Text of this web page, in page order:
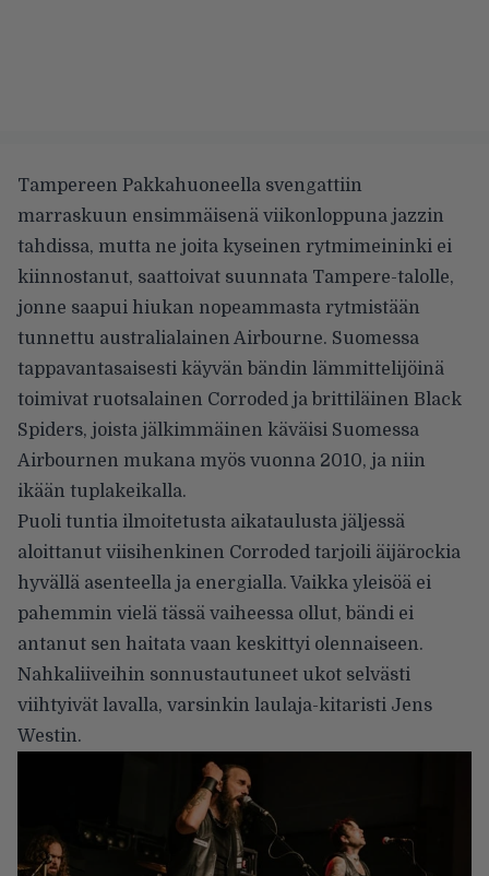
Tampereen Pakkahuoneella svengattiin
marraskuun ensimmäisenä viikonloppuna jazzin
tahdissa, mutta ne joita kyseinen rytmimeininki ei
kiinnostanut, saattoivat suunnata Tampere-talolle,
jonne saapui hiukan nopeammasta rytmistään
tunnettu australialainen Airbourne. Suomessa
tappavantasaisesti käyvän bändin lämmittelijöinä
toimivat ruotsalainen Corroded ja brittiläinen Black
Spiders, joista jälkimmäinen käväisi Suomessa
Airbournen mukana myös vuonna 2010, ja niin
ikään tuplakeikalla.
Puoli tuntia ilmoitetusta aikataulusta jäljessä
aloittanut viisihenkinen Corroded tarjoili äijärockia
hyvällä asenteella ja energialla. Vaikka yleisöä ei
pahemmin vielä tässä vaiheessa ollut, bändi ei
antanut sen haitata vaan keskittyi olennaiseen.
Nahkaliiveihin sonnustautuneet ukot selvästi
viihtyivät lavalla, varsinkin laulaja-kitaristi Jens
Westin.